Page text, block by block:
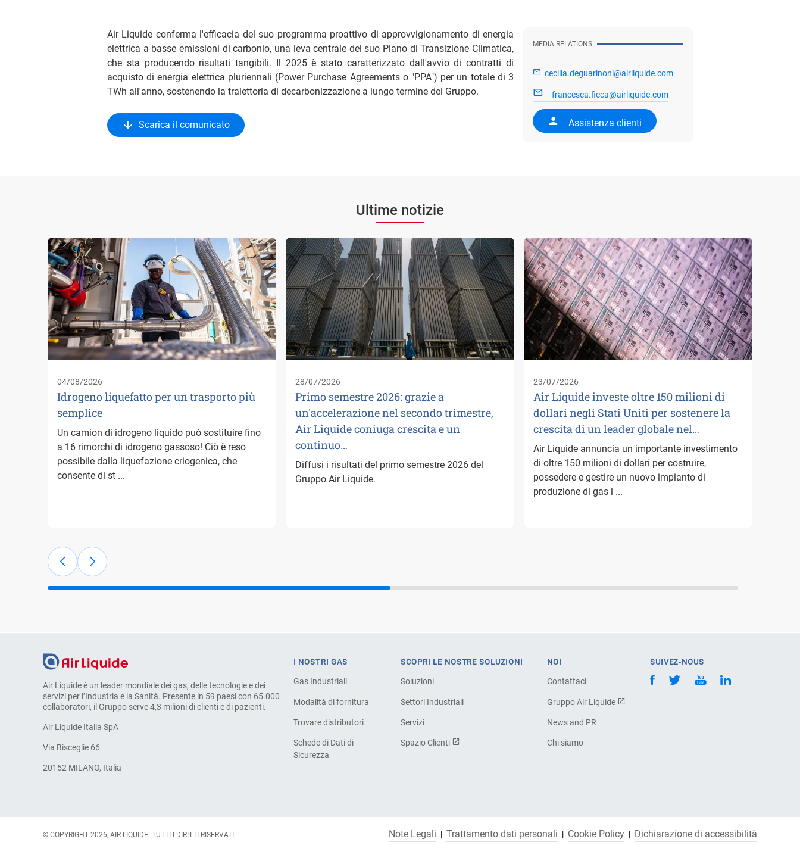
Air Liquide conferma l'efficacia del suo programma proattivo di approvvigionamento di energia
elettrica a basse emissioni di carbonio, una leva centrale del suo Piano di Transizione Climatica,
che sta producendo risultati tangibili. Il 2025 è stato caratterizzato dall'avvio di contratti di
acquisto di energia elettrica pluriennali (Power Purchase Agreements o "PPA") per un totale di 3
TWh all'anno, sostenendo la traiettoria di decarbonizzazione a lungo termine del Gruppo.
Scarica il comunicato
MEDIA RELATIONS
cecilia.deguarinoni@airliquide.com
francesca.ficca@airliquide.com
Assistenza clienti
Ultime notizie
04/08/2026
Idrogeno liquefatto per un trasporto più
semplice
Un camion di idrogeno liquido può sostituire fino
a 16 rimorchi di idrogeno gassoso! Ciò è reso
possibile dalla liquefazione criogenica, che
consente di st ...
28/07/2026
Primo semestre 2026: grazie a
un'accelerazione nel secondo trimestre,
Air Liquide coniuga crescita e un
continuo…
Diffusi i risultati del primo semestre 2026 del
Gruppo Air Liquide.
23/07/2026
Air Liquide investe oltre 150 milioni di
dollari negli Stati Uniti per sostenere la
crescita di un leader globale nel…
Air Liquide annuncia un importante investimento
di oltre 150 milioni di dollari per costruire,
possedere e gestire un nuovo impianto di
produzione di gas i ...
Air Liquide è un leader mondiale dei gas, delle tecnologie e dei
servizi per l’Industria e la Sanità. Presente in 59 paesi con 65.000
collaboratori, il Gruppo serve 4,3 milioni di clienti e di pazienti.
Air Liquide Italia SpA
Via Bisceglie 66
20152 MILANO, Italia
I NOSTRI GAS
Gas Industriali
Modalità di fornitura
Trovare distributori
Schede di Dati di
Sicurezza
SCOPRI LE NOSTRE SOLUZIONI
Soluzioni
Settori Industriali
Servizi
Spazio Clienti
NOI
Contattaci
Gruppo Air Liquide
News and PR
Chi siamo
SUIVEZ-NOUS
© COPYRIGHT 2026, AIR LIQUIDE. TUTTI I DIRITTI RISERVATI Note Legali Trattamento dati personali Cookie Policy Dichiarazione di accessibilità